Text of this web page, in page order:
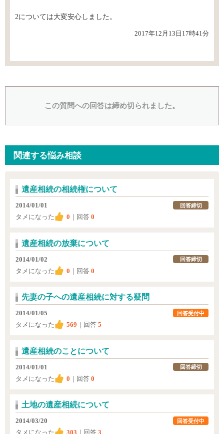
2については大変安心しました。
2017年12月13日17時41分
この質問への回答は締め切られました。
関連する悩み相談
遺産相続の相続権について
2014/01/01
タメになった
0 ｜回答 0
回答締切
遺産相続の放棄について
2014/01/02
タメになった
0 ｜回答 0
回答締切
先妻の子への遺産相続に対する疑問
2014/01/05
タメになった
569 ｜回答 5
回答受付中
遺産相続のことについて
2014/01/01
タメになった
0 ｜回答 0
回答締切
土地の遺産相続について
2014/03/20
タメになった
303 ｜回答 3
回答受付中